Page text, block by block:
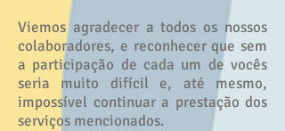
Viemos agradecer a todos os nossos
colaboradores, e reconhecer que sem
a participação de cada um de vocês
seria muito difícil e, até mesmo,
impossível continuar a prestação dos
serviços mencionados.